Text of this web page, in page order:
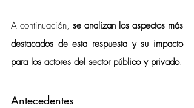
A continuación, se analizan los aspectos más
destacados de esta respuesta y su impacto
para los actores del sector público y privado.
Antecedentes